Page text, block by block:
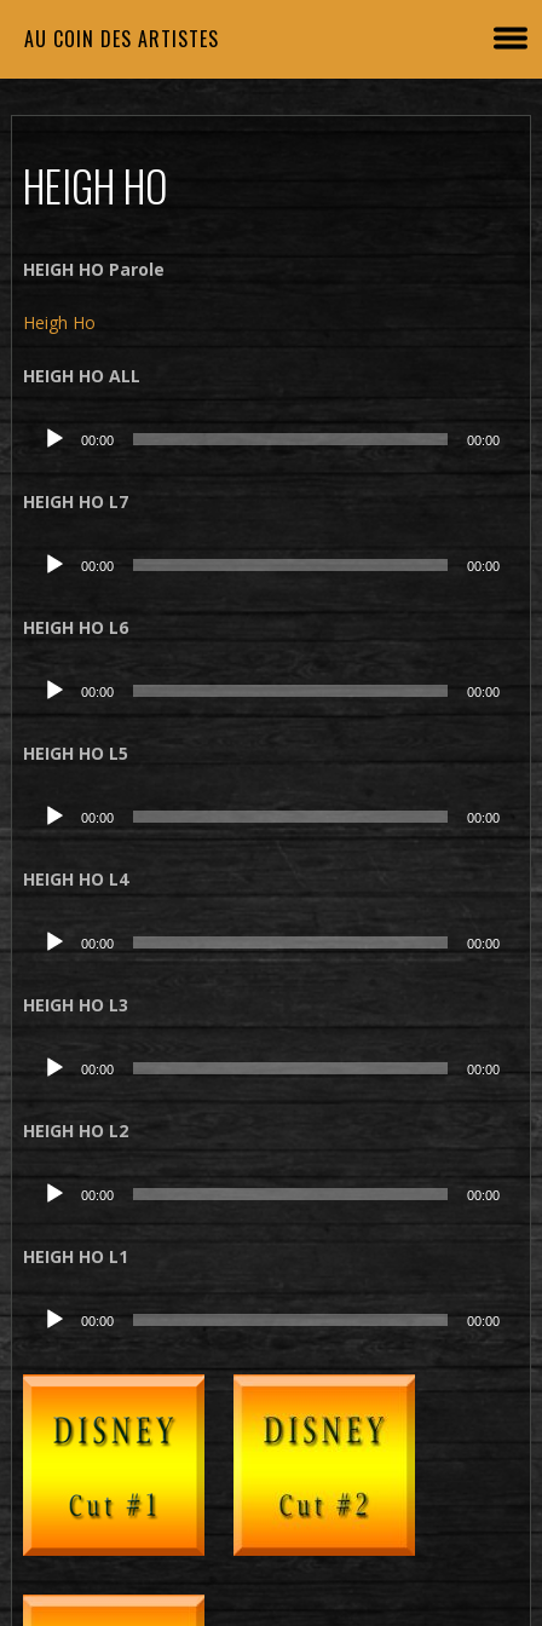
AU COIN DES ARTISTES
HEIGH HO
HEIGH HO Parole
Heigh Ho
HEIGH HO ALL
Lecteur
00:00 00:00
HEIGH HO L7
Lecteur
00:00 00:00
HEIGH HO L6
Lecteur
00:00 00:00
HEIGH HO L5
Lecteur
audio
00:00 00:00
HEIGH HO L4
Lecteur
audio
00:00 00:00
HEIGH HO L3
Lecteur
00:00 00:00
HEIGH HO L2
Lecteur
00:00 00:00
HEIGH HO L1
Lecteur
00:00 00:00